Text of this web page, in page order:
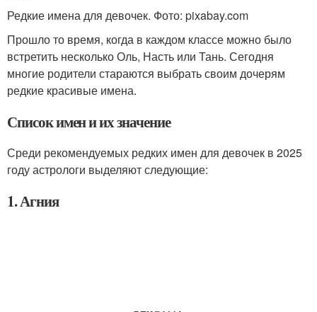
Редкие имена для девочек. Фото: pixabay.com
Прошло то время, когда в каждом классе можно было
встретить несколько Оль, Насть или Тань. Сегодня
многие родители стараются выбрать своим дочерям
редкие красивые имена.
Список имен и их значение
Среди рекомендуемых редких имен для девочек в 2025
году астрологи выделяют следующие:
1. Агния